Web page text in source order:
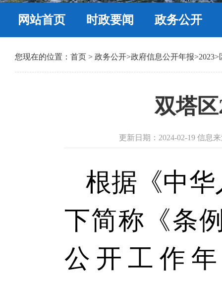
网站首页 时政要闻 政务公开
您现在的位置： 首页 > 政务公开>政府信息公开年报>2023>
双塔
更新日期：2024-02-19 信息
根据《中
下简称《条
公开工作